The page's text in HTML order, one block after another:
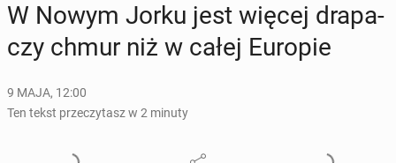
W Nowym Jorku jest więcej dra­pa­
czy chmur niż w całej Europie
9 MAJA, 12:00
Ten tekst przeczytasz w 2 minuty